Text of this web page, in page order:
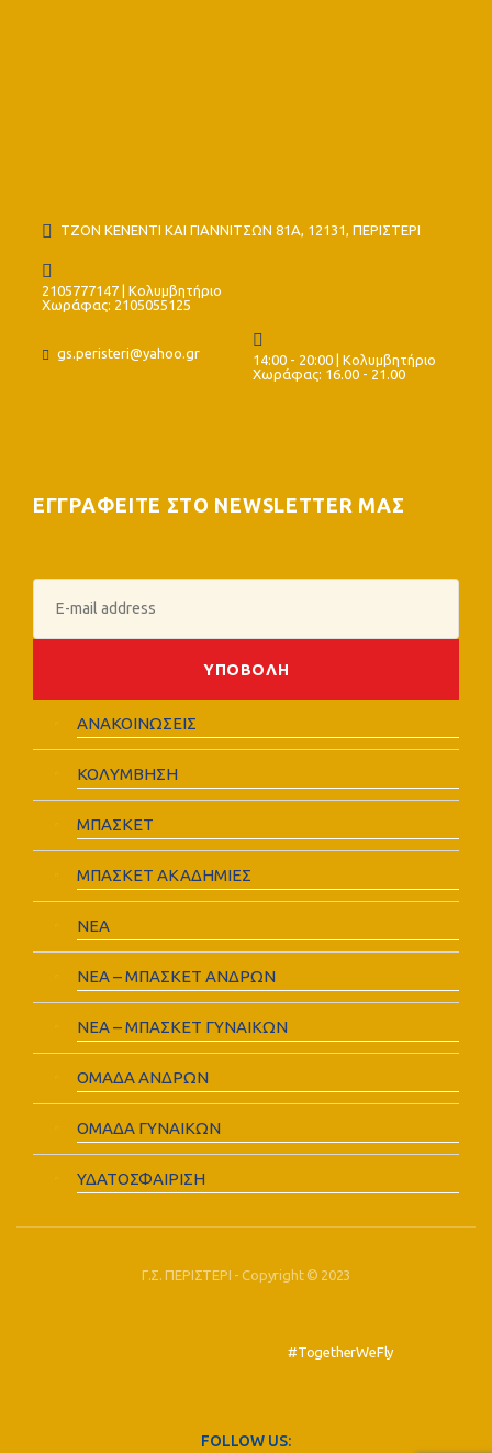
ΤΖΟΝ ΚΕΝΕΝΤΙ ΚΑΙ ΓΙΑΝΝΙΤΣΩΝ 81Α, 12131, ΠΕΡΙΣΤΕΡΙ
2105777147 | Κολυμβητήριο
Χωράφας: 2105055125
gs.peristeri@yahoo.gr
14:00 - 20:00 | Κολυμβητήριο
Χωράφας: 16.00 - 21.00
ΕΓΓΡΑΦΕΙΤΕ ΣΤΟ NEWSLETTER ΜΑΣ
ΑΝΑΚΟΙΝΩΣΕΙΣ
ΚΟΛΥΜΒΗΣΗ
ΜΠΑΣΚΕΤ
ΜΠΑΣΚΕΤ ΑΚΑΔΗΜΙΕΣ
ΝΕΑ
ΝΕΑ – ΜΠΑΣΚΕΤ ΑΝΔΡΩΝ
ΝΕΑ – ΜΠΑΣΚΕΤ ΓΥΝΑΙΚΩΝ
ΟΜΑΔΑ ΑΝΔΡΩΝ
ΟΜΑΔΑ ΓΥΝΑΙΚΩΝ
ΥΔΑΤΟΣΦΑΙΡΙΣΗ
Γ.Σ. ΠΕΡΙΣΤΕΡΙ - Copyright © 2023
#TogetherWeFly
FOLLOW US: